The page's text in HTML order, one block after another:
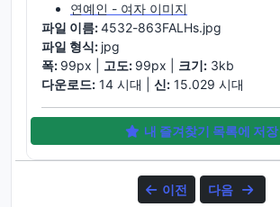
연예인 - 여자 이미지
파일 이름:4532-863FALHs.jpg
파일 형식: jpg
폭: 99px | 고도: 99px | 크기: 3kb
다운로드: 14 시대 | 신: 15.029 시대
내 즐겨찾기 목록에 저장
이전 다음